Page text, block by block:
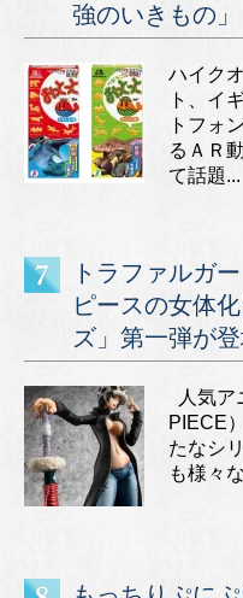
強のいきもの」
ハイク
ト、イ
トフォ
るＡＲ
て話題...
トラファルガ
ピースの女体
ズ」第一弾が登
人気ア
PIECE
たなシ
も様々